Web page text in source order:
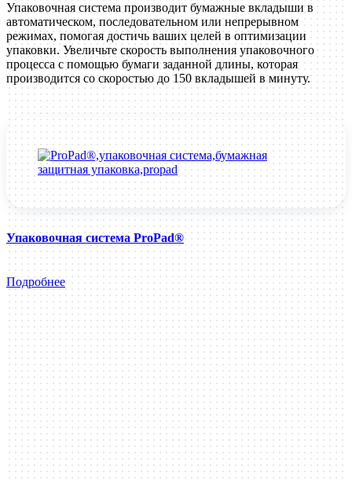
Упаковочная система производит бумажные вкладыши в
автоматическом, последовательном или непрерывном
режимах, помогая достичь ваших целей в оптимизации
упаковки. Увеличьте скорость выполнения упаковочного
процесса с помощью бумаги заданной длины, которая
производится со скоростью до 150 вкладышей в минуту.
Упаковочная система ProPad®
Подробнее